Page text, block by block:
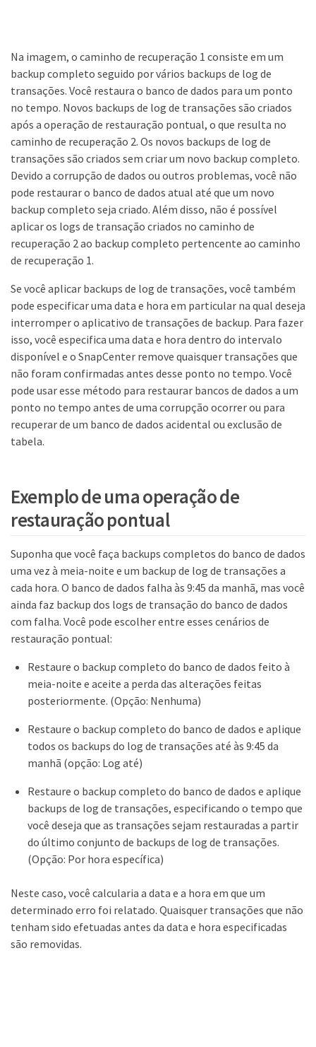
Na imagem, o caminho de recuperação 1 consiste em um
backup completo seguido por vários backups de log de
transações. Você restaura o banco de dados para um ponto
no tempo. Novos backups de log de transações são criados
após a operação de restauração pontual, o que resulta no
caminho de recuperação 2. Os novos backups de log de
transações são criados sem criar um novo backup completo.
Devido a corrupção de dados ou outros problemas, você não
pode restaurar o banco de dados atual até que um novo
backup completo seja criado. Além disso, não é possível
aplicar os logs de transação criados no caminho de
recuperação 2 ao backup completo pertencente ao caminho
de recuperação 1.
Se você aplicar backups de log de transações, você também
pode especificar uma data e hora em particular na qual deseja
interromper o aplicativo de transações de backup. Para fazer
isso, você especifica uma data e hora dentro do intervalo
disponível e o SnapCenter remove quaisquer transações que
não foram confirmadas antes desse ponto no tempo. Você
pode usar esse método para restaurar bancos de dados a um
ponto no tempo antes de uma corrupção ocorrer ou para
recuperar de um banco de dados acidental ou exclusão de
tabela.
Exemplo de uma operação de
restauração pontual
Suponha que você faça backups completos do banco de dados
uma vez à meia-noite e um backup de log de transações a
cada hora. O banco de dados falha às 9:45 da manhã, mas você
ainda faz backup dos logs de transação do banco de dados
com falha. Você pode escolher entre esses cenários de
restauração pontual:
Restaure o backup completo do banco de dados feito à
meia-noite e aceite a perda das alterações feitas
posteriormente. (Opção: Nenhuma)
Restaure o backup completo do banco de dados e aplique
todos os backups do log de transações até às 9:45 da
manhã (opção: Log até)
Restaure o backup completo do banco de dados e aplique
backups de log de transações, especificando o tempo que
você deseja que as transações sejam restauradas a partir
do último conjunto de backups de log de transações.
(Opção: Por hora específica)
Neste caso, você calcularia a data e a hora em que um
determinado erro foi relatado. Quaisquer transações que não
tenham sido efetuadas antes da data e hora especificadas
são removidas.